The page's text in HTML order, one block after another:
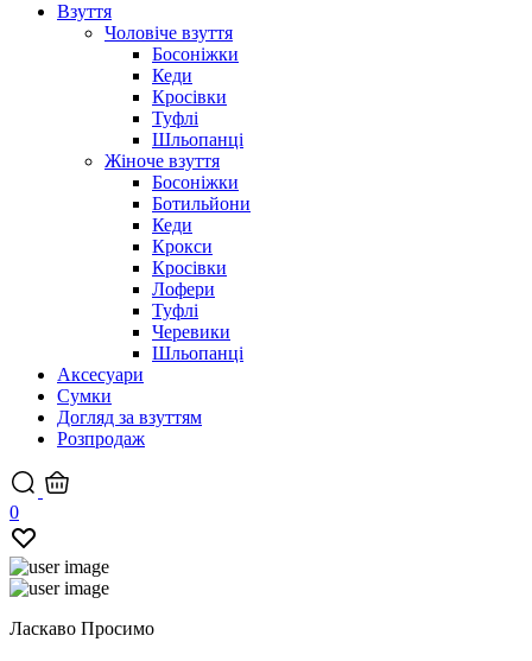
Взуття
Чоловіче взуття
Босоніжки
Кеди
Кросівки
Туфлі
Шльопанці
Жіноче взуття
Босоніжки
Ботильйони
Кеди
Крокси
Кросівки
Лофери
Туфлі
Черевики
Шльопанці
Аксесуари
Сумки
Догляд за взуттям
Розпродаж
0
Ласкаво Просимо